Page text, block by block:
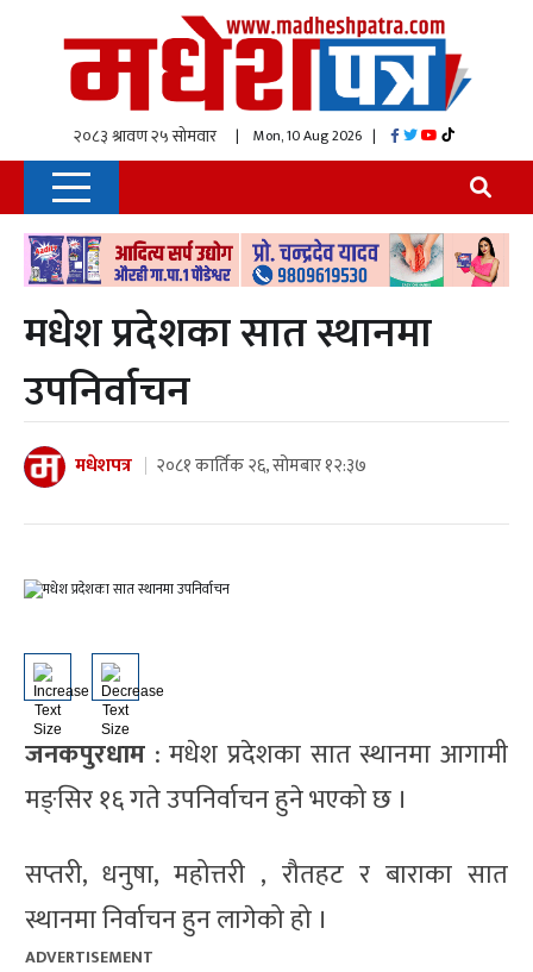
| Mon, 10 Aug 2026 |
मधेश प्रदेशका सात स्थानमा
उपनिर्वाचन
मधेशपत्र २०८१ कार्तिक २६, सोमबार १२:३७
जनकपुरधाम : मधेश प्रदेशका सात स्थानमा आगामी
मङ्सिर १६ गते उपनिर्वाचन हुने भएको छ ।
सप्तरी, धनुषा, महोत्तरी , रौतहट र बाराका सात
स्थानमा निर्वाचन हुन लागेको हो ।
ADVERTISEMENT